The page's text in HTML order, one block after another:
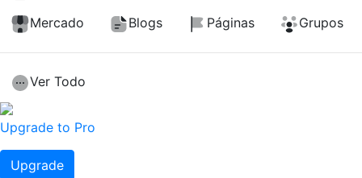
Mercado
Blogs Páginas Grupos
Ver Todo
Upgrade to Pro
Upgrade